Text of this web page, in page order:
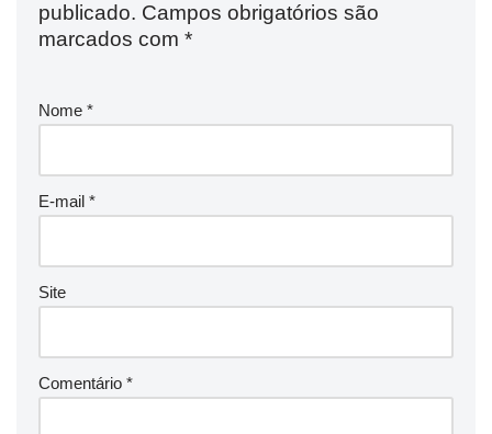
publicado. Campos obrigatórios são
marcados com *
Nome *
E-mail *
Site
Comentário *